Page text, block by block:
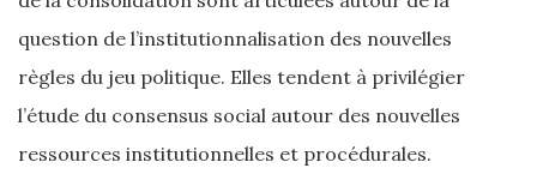
question de l’institutionnalisation des nouvelles
règles du jeu politique. Elles tendent à privilégier
l’étude du consensus social autour des nouvelles
ressources institutionnelles et procédurales.